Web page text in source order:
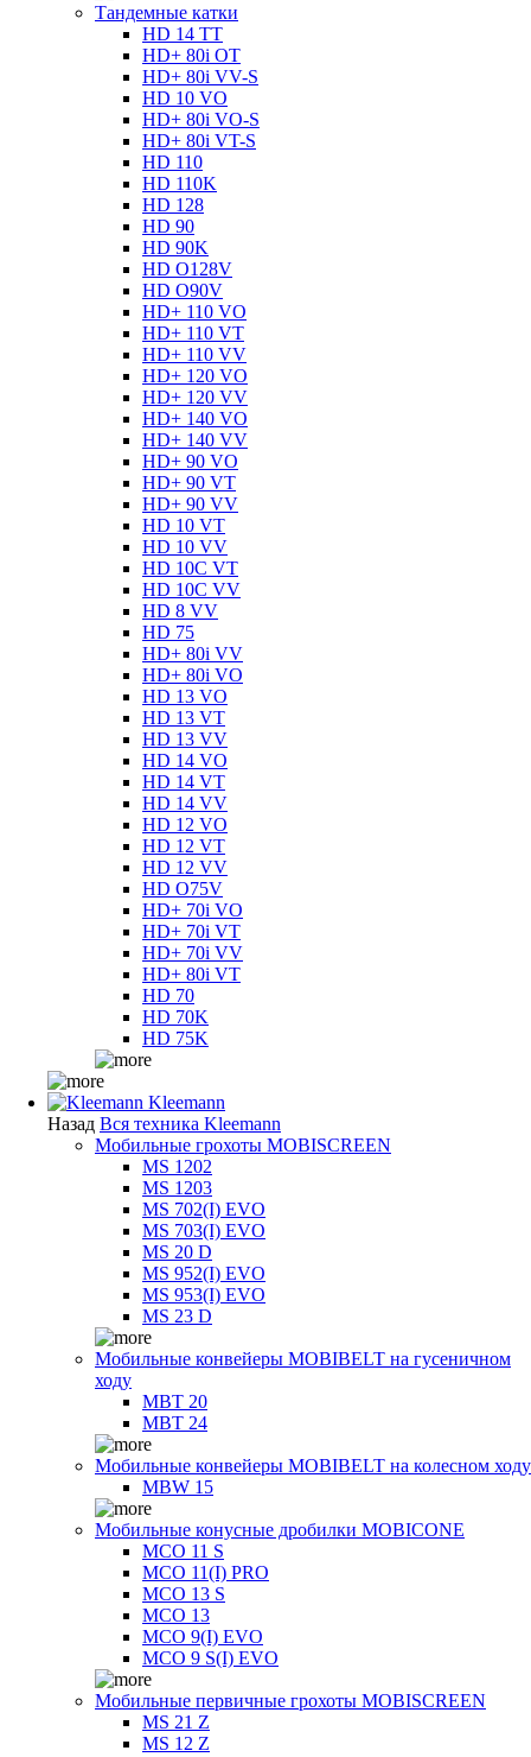
Тандемные катки
HD 14 TT
HD+ 80i OT
HD+ 80i VV-S
HD 10 VO
HD+ 80i VO-S
HD+ 80i VT-S
HD 110
HD 110K
HD 128
HD 90
HD 90K
HD O128V
HD O90V
HD+ 110 VO
HD+ 110 VT
HD+ 110 VV
HD+ 120 VO
HD+ 120 VV
HD+ 140 VO
HD+ 140 VV
HD+ 90 VO
HD+ 90 VT
HD+ 90 VV
HD 10 VT
HD 10 VV
HD 10C VT
HD 10C VV
HD 8 VV
HD 75
HD+ 80i VV
HD+ 80i VO
HD 13 VO
HD 13 VT
HD 13 VV
HD 14 VO
HD 14 VT
HD 14 VV
HD 12 VO
HD 12 VT
HD 12 VV
HD O75V
HD+ 70i VO
HD+ 70i VT
HD+ 70i VV
HD+ 80i VT
HD 70
HD 70K
HD 75K
Kleemann
Назад Вся техника Kleemann
Мобильные грохоты MOBISCREEN
MS 1202
MS 1203
MS 702(I) EVO
MS 703(I) EVO
MS 20 D
MS 952(I) EVO
MS 953(I) EVO
MS 23 D
Мобильные конвейеры MOBIBELT на гусеничном
ходу
MBT 20
MBT 24
Мобильные конвейеры MOBIBELT на колесном ходу
MBW 15
Мобильные конусные дробилки MOBICONE
MCO 11 S
MCO 11(I) PRO
MCO 13 S
MCO 13
MCO 9(I) EVO
MCO 9 S(I) EVO
Мобильные первичные грохоты MOBISCREEN
MS 21 Z
MS 12 Z